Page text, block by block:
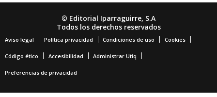
© Editorial Iparraguirre, S.A
Todos los derechos reservados
Aviso legal Política privacidad Condiciones de uso Cookies
Código ético Accesibilidad Administrar Utiq
Preferencias de privacidad